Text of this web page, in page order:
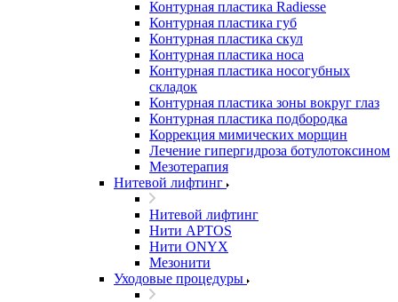
Контурная пластика Radiesse
Контурная пластика губ
Контурная пластика скул
Контурная пластика носа
Контурная пластика носогубных
складок
Контурная пластика зоны вокруг глаз
Контурная пластика подбородка
Коррекция мимических морщин
Лечение гипергидроза ботулотоксином
Мезотерапия
Нитевой лифтинг
Нитевой лифтинг
Нити APTOS
Нити ONYX
Мезонити
Уходовые процедуры